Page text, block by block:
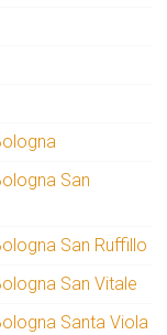
San
San Ruffillo
San Vitale
Santa Viola